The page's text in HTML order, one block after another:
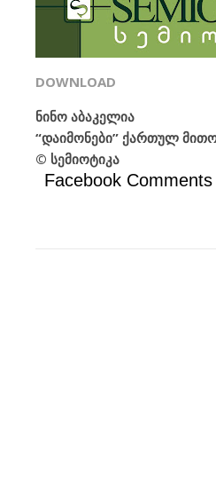
DOWNLOAD
ნინო აბაკელია
“დაიმონები” ქართულ
© სემიოტიკა
Facebook